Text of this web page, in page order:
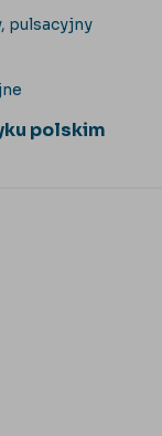
pulsacyjny
polskim